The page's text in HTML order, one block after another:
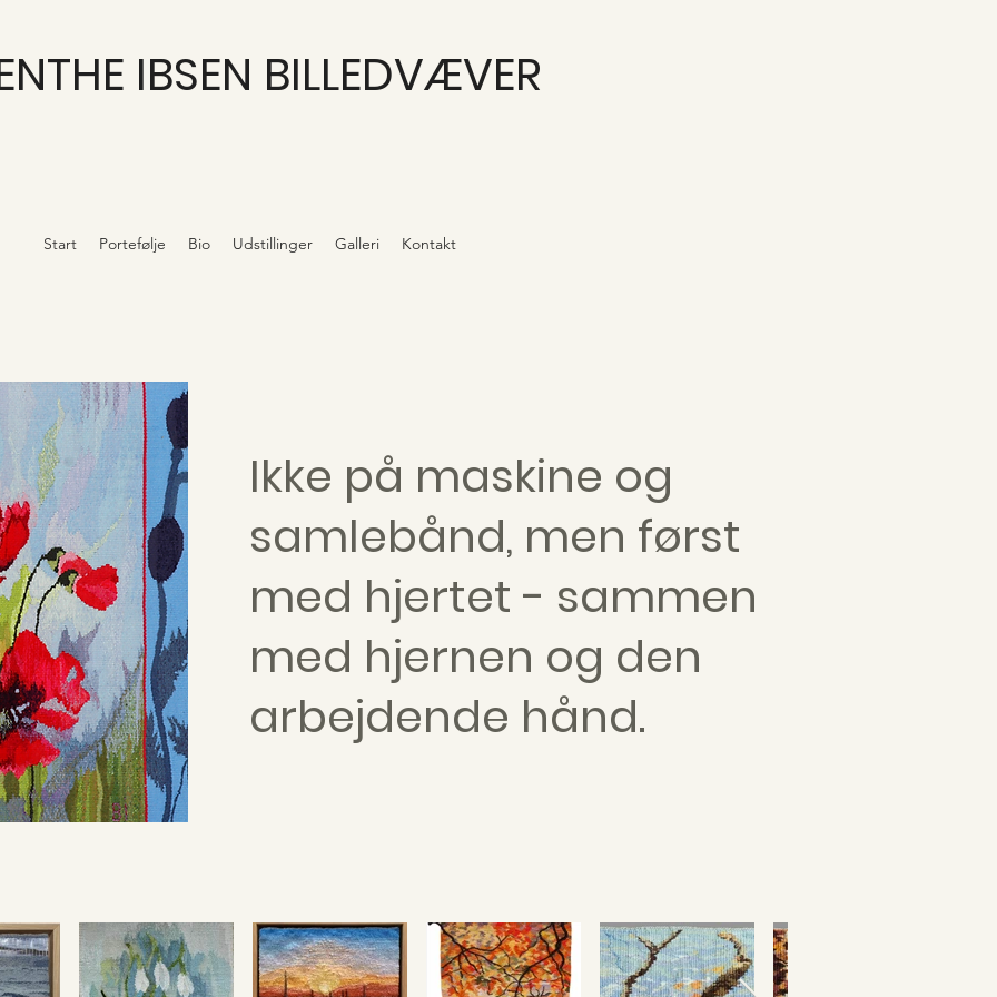
IBSEN BILLEDVÆVER
Start Portefølje Bio Udstillinger Galleri Kontakt
Ikke på maskine og
samlebånd, men først
med hjertet - sammen
med hjernen og den
arbejdende hånd.